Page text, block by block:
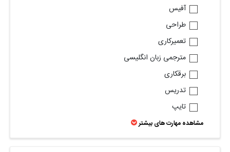
آفیس
طراحی
تعمیرکاری
مترجمی زبان انگلیسی
برقکاری
تدریس
تایپ
مشاهده مهارت های بیشتر